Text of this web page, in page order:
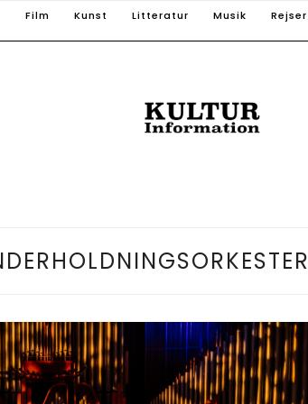
Film Kunst Litteratur Musik Rejser